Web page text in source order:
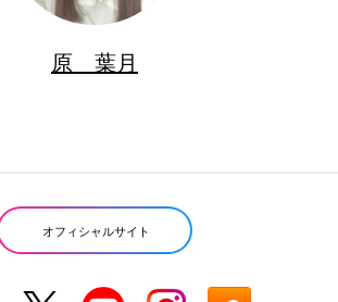
原 葉月
オフィシャルサイト